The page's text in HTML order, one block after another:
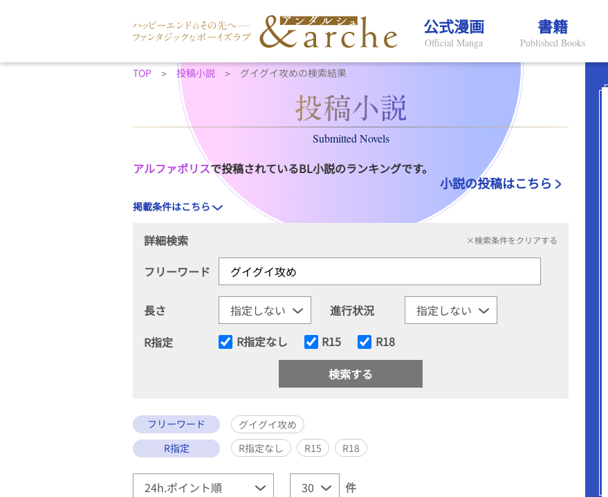
公式漫画
Official Manga
書籍
Published Books
TOP 投稿小説 グイグイ攻めの検索結果
Submitted Novels
アルファポリスで投稿されているBL小説のランキングです。
小説の投稿はこちら
掲載条件はこちら
詳細検索 ×検索条件をクリアする
フリーワード
長さ
進行状況
R指定
R指定なし R15 R18
フリーワード
グイグイ攻め
R指定
R指定なし R15 R18
件